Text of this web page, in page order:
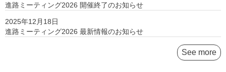
進路ミーティング2026 開催終了のお知らせ
2025年12月18日
進路ミーティング2026 最新情報のお知らせ
See more